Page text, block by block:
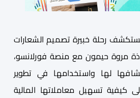
رحلة خبيرة تصميم الشعارات
مروة حيمون مع منصة فورلانسو،
لها واستخدامها في تطوير
كيفية تسهيل معاملاتها المالية